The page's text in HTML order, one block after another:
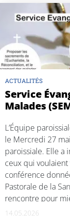
ACTUALITÉS
Service
Malades
L’Équipe
le Mercredi 27
paroissiale. Elle a
ceux qui
conférence
Pastorale de la
rencontre pour
? » Si le mot «
14.05.2026